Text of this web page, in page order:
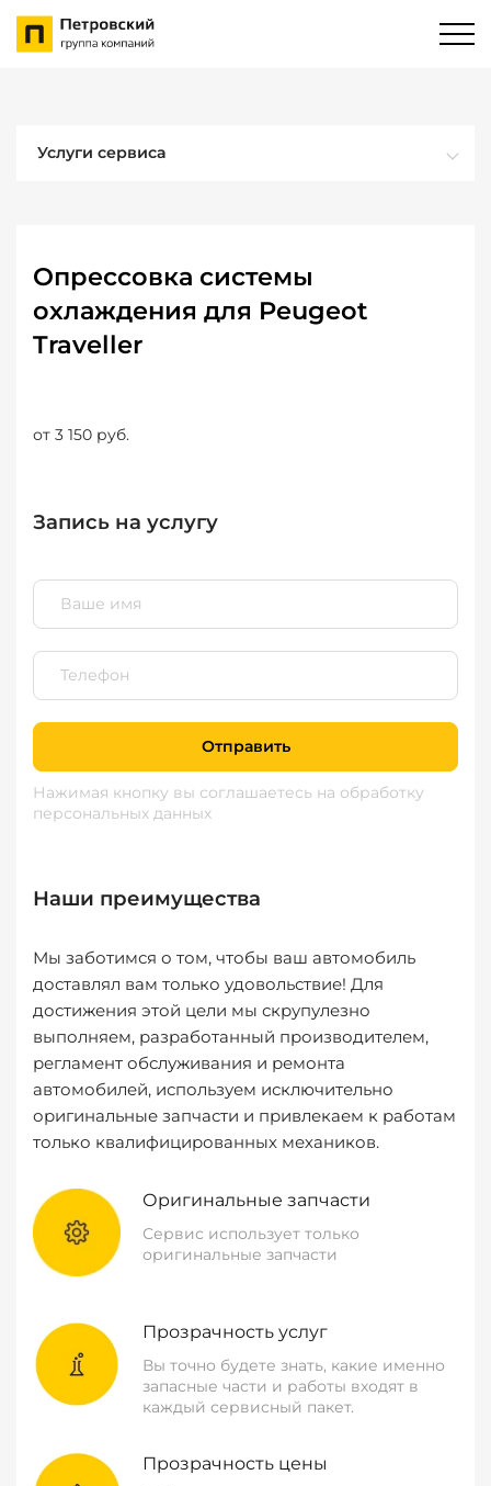
Услуги сервиса
Опрессовка системы
охлаждения для Peugeot
Traveller
от 3 150 руб.
Запись на услугу
Отправить
Нажимая кнопку вы соглашаетесь на обработку
персональных данных
Наши преимущества
Мы заботимся о том, чтобы ваш автомобиль
доставлял вам только удовольствие! Для
достижения этой цели мы скрупулезно
выполняем, разработанный производителем,
регламент обслуживания и ремонта
автомобилей, используем исключительно
оригинальные запчасти и привлекаем к работам
только квалифицированных механиков.
Оригинальные запчасти
Сервис использует только
оригинальные запчасти
Прозрачность услуг
Вы точно будете знать, какие именно
запасные части и работы входят в
каждый сервисный пакет.
Прозрачность цены